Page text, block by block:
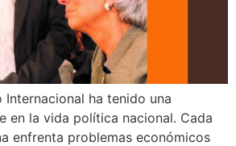
Internacional ha tenido una
en la vida política nacional. Cada
enfrenta problemas económicos